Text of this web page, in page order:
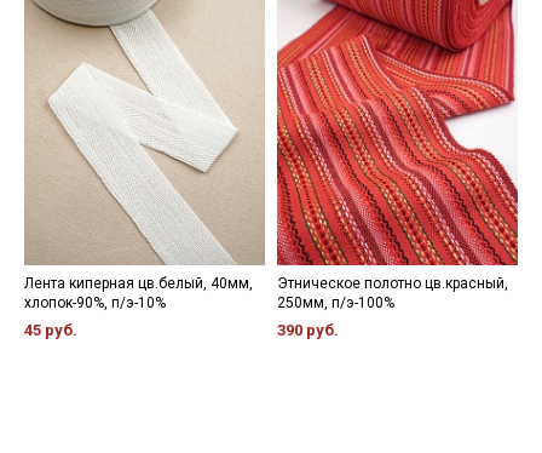
Лента киперная цв.белый, 40мм,
хлопок-90%, п/э-10%
45 руб.
Этническое полотно цв.красный,
250мм, п/э-100%
390 руб.